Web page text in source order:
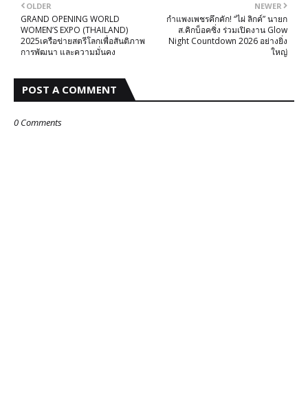
NEWER
กำแพงเพชรคึกคัก! “ไผ่ ลิกค์” นายก
ส.คิกบ็อคซิ่ง ร่วมเปิดงาน Glow
Night Countdown 2026 อย่างยิ่ง
ใหญ่
OLDER
GRAND OPENING WORLD
WOMEN’S EXPO (THAILAND)
2025เครือข่ายสตรีโลกเพื่อสันติภาพ
การพัฒนา และความมั่นคง
POST A COMMENT
0 Comments